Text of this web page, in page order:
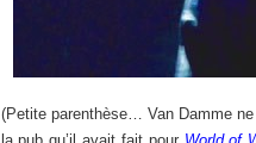
(Petite parenthèse… Van Damme